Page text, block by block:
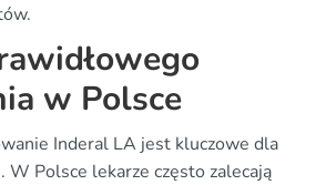
w Polsce
Inderal LA jest kluczowe dla
Polsce lekarze często zalecają